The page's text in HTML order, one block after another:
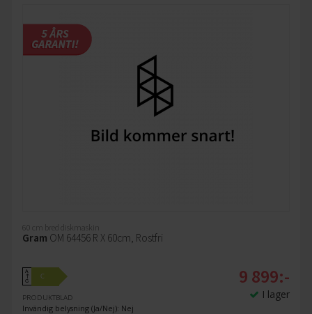
60 cm bred diskmaskin
Gram OM 64456 R X 60cm, Rostfri
A
↑
G
C
PRODUKTBLAD
Invändig belysning (Ja/Nej): Nej
9 899:-
I lager